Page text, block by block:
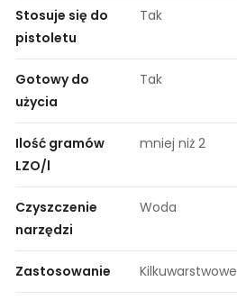
Stosuje się do
pistoletu
Tak
Gotowy do
użycia
Tak
Ilość gramów
LZO/l
mniej niż 2
Czyszczenie
narzędzi
Woda
Zastosowanie Kilkuwarstwowe